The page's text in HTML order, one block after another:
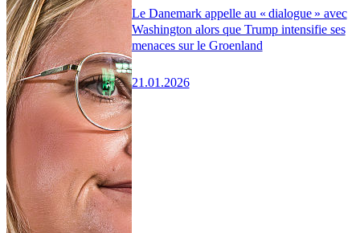
Le Danemark appelle au « dialogue » avec
Washington alors que Trump intensifie ses
menaces sur le Groenland
21.01.2026